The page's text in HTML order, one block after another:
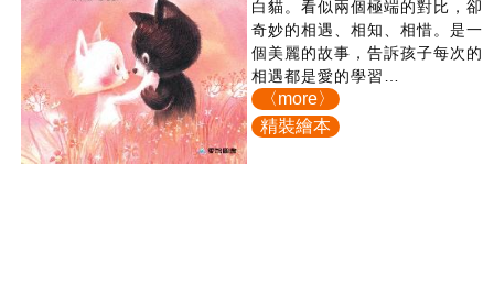
白貓。看似兩個極端的對比，卻
奇妙的相遇、相知、相惜。是一
個美麗的故事，告訴孩子每次的
相遇都是愛的學習…
〈more〉
精裝繪本